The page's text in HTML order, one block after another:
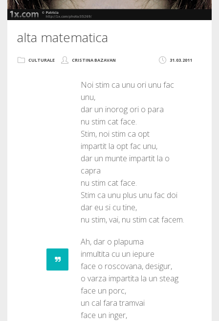
alta matematica
31.03.2011
CULTURALE CRISTINA BAZAVAN
Noi stim ca unu ori unu fac
unu,
dar un inorog ori o para
nu stim cat face.
Stim, noi stim ca opt
impartit la opt fac unu,
dar un munte impartit la o
capra
nu stim cat face.
Stim ca unu plus unu fac doi
dar eu si cu tine,
nu stim, vai, nu stim cat facem.
Ah, dar o plapuma
inmultita cu un iepure
face o roscovana, desigur,
o varza impartita la un steag
face un porc,
un cal fara tramvai
face un inger,